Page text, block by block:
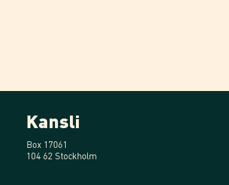
Kansli
Box 17061
104 62 Stockholm